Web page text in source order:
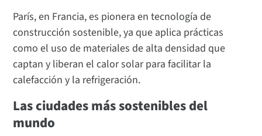
París, en Francia, es pionera en tecnología de
construcción sostenible, ya que aplica prácticas
como el uso de materiales de alta densidad que
captan y liberan el calor solar para facilitar la
calefacción y la refrigeración.
Las ciudades más sostenibles del
mundo